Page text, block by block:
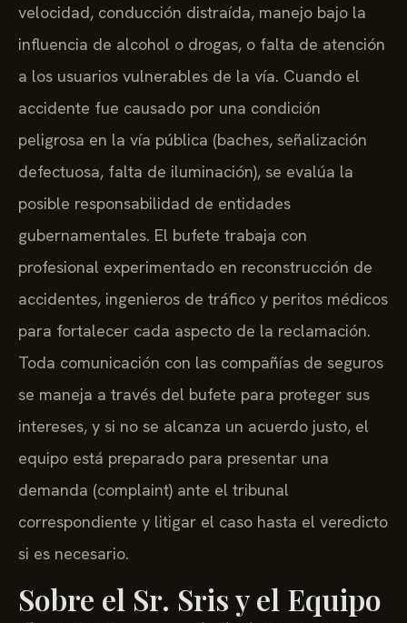
velocidad, conducción distraída, manejo bajo la
influencia de alcohol o drogas, o falta de atención
a los usuarios vulnerables de la vía. Cuando el
accidente fue causado por una condición
peligrosa en la vía pública (baches, señalización
defectuosa, falta de iluminación), se evalúa la
posible responsabilidad de entidades
gubernamentales. El bufete trabaja con
profesional experimentado en reconstrucción de
accidentes, ingenieros de tráfico y peritos médicos
para fortalecer cada aspecto de la reclamación.
Toda comunicación con las compañías de seguros
se maneja a través del bufete para proteger sus
intereses, y si no se alcanza un acuerdo justo, el
equipo está preparado para presentar una
demanda (complaint) ante el tribunal
correspondiente y litigar el caso hasta el veredicto
si es necesario.
Sobre el Sr. Sris y el Equipo